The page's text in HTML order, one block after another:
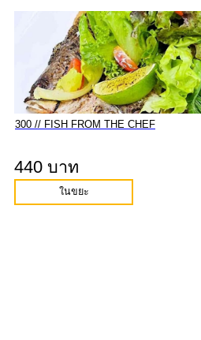
300 // FISH FROM THE CHEF
440 บาท
ในขยะ